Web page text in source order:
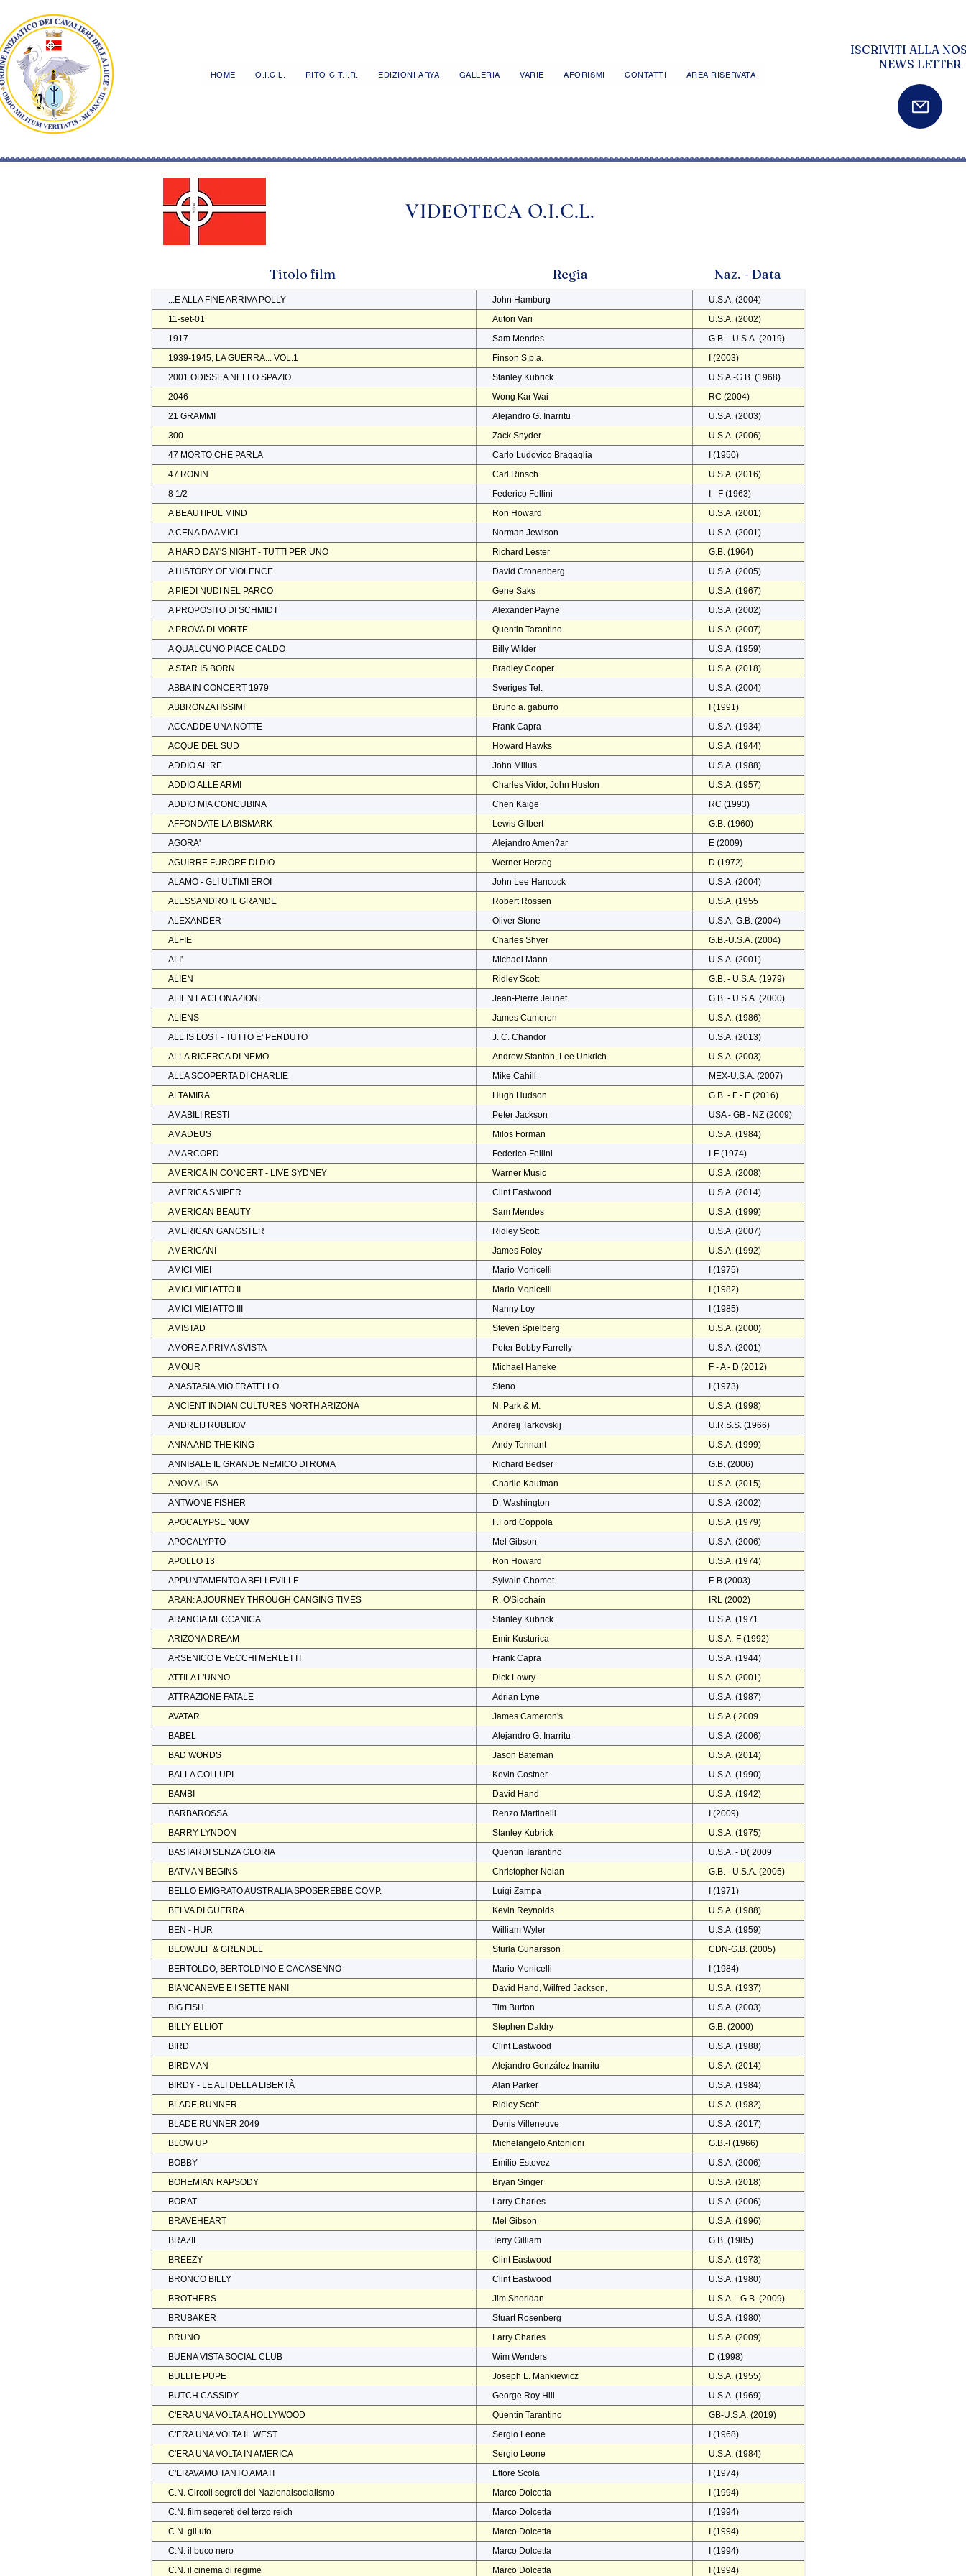
HOME O.I.C.L. RITO C.T.I.R. EDIZIONI ARYA GALLERIA VARIE AFORISMI CONTATTI AREA RISERVATA
ISCRIVITI ALLA
NEWS LETTER
VIDEOTECA O.I.C.L.
Titolo film Regia Naz. - Data
...E ALLA FINE ARRIVA POLLY John Hamburg
U.S.A. (2004)
11-set-01
Autori Vari
U.S.A. (2002)
1917
Sam Mendes
G.B. - U.S.A. (2019)
1939-1945, LA GUERRA... VOL.1
Finson S.p.a.
I (2003)
2001 ODISSEA NELLO SPAZIO
Stanley Kubrick
U.S.A.-G.B. (1968)
2046
Wong Kar Wai
RC (2004)
21 GRAMMI
Alejandro G. Inarritu
U.S.A. (2003)
300
Zack Snyder
U.S.A. (2006)
47 MORTO CHE PARLA
Carlo Ludovico Bragaglia
I (1950)
47 RONIN
Carl Rinsch
U.S.A. (2016)
8 1/2
Federico Fellini
I - F (1963)
A BEAUTIFUL MIND
Ron Howard
U.S.A. (2001)
A CENA DA AMICI
Norman Jewison
U.S.A. (2001)
A HARD DAY'S NIGHT - TUTTI PER UNO
Richard Lester
G.B. (1964)
A HISTORY OF VIOLENCE
David Cronenberg
U.S.A. (2005)
A PIEDI NUDI NEL PARCO
Gene Saks
U.S.A. (1967)
A PROPOSITO DI SCHMIDT
Alexander Payne
U.S.A. (2002)
A PROVA DI MORTE
Quentin Tarantino
U.S.A. (2007)
A QUALCUNO PIACE CALDO
Billy Wilder
U.S.A. (1959)
A STAR IS BORN
Bradley Cooper
U.S.A. (2018)
ABBA IN CONCERT 1979
Sveriges Tel.
U.S.A. (2004)
ABBRONZATISSIMI
Bruno a. gaburro
I (1991)
ACCADDE UNA NOTTE
Frank Capra
U.S.A. (1934)
ACQUE DEL SUD
Howard Hawks
U.S.A. (1944)
ADDIO AL RE
John Milius
U.S.A. (1988)
ADDIO ALLE ARMI
Charles Vidor, John Huston
U.S.A. (1957)
ADDIO MIA CONCUBINA
Chen Kaige
RC (1993)
AFFONDATE LA BISMARK
Lewis Gilbert
G.B. (1960)
AGORA'
Alejandro Amen?ar
E (2009)
AGUIRRE FURORE DI DIO
Werner Herzog
D (1972)
ALAMO - GLI ULTIMI EROI
John Lee Hancock
U.S.A. (2004)
ALESSANDRO IL GRANDE
Robert Rossen
U.S.A. (1955
ALEXANDER
Oliver Stone
U.S.A.-G.B. (2004)
ALFIE
Charles Shyer
G.B.-U.S.A. (2004)
ALI'
Michael Mann
U.S.A. (2001)
ALIEN
Ridley Scott
G.B. - U.S.A. (1979)
ALIEN LA CLONAZIONE
Jean-Pierre Jeunet
G.B. - U.S.A. (2000)
ALIENS
James Cameron
U.S.A. (1986)
ALL IS LOST - TUTTO E' PERDUTO
J. C. Chandor
U.S.A. (2013)
ALLA RICERCA DI NEMO
Andrew Stanton, Lee Unkrich
U.S.A. (2003)
ALLA SCOPERTA DI CHARLIE
Mike Cahill
MEX-U.S.A. (2007)
ALTAMIRA
Hugh Hudson
G.B. - F - E (2016)
AMABILI RESTI
Peter Jackson
USA - GB - NZ (2009)
AMADEUS
Milos Forman
U.S.A. (1984)
AMARCORD
Federico Fellini
I-F (1974)
AMERICA IN CONCERT - LIVE SYDNEY
Warner Music
U.S.A. (2008)
AMERICA SNIPER
Clint Eastwood
U.S.A. (2014)
AMERICAN BEAUTY
Sam Mendes
U.S.A. (1999)
AMERICAN GANGSTER
Ridley Scott
U.S.A. (2007)
AMERICANI
James Foley
U.S.A. (1992)
AMICI MIEI
Mario Monicelli
I (1975)
AMICI MIEI ATTO II
Mario Monicelli
I (1982)
AMICI MIEI ATTO III
Nanny Loy
I (1985)
AMISTAD
Steven Spielberg
U.S.A. (2000)
AMORE A PRIMA SVISTA
Peter Bobby Farrelly
U.S.A. (2001)
AMOUR
Michael Haneke
F - A - D (2012)
ANASTASIA MIO FRATELLO
Steno
I (1973)
ANCIENT INDIAN CULTURES NORTH ARIZONA
N. Park & M.
U.S.A. (1998)
ANDREIJ RUBLIOV
Andreij Tarkovskij
U.R.S.S. (1966)
ANNA AND THE KING
Andy Tennant
U.S.A. (1999)
ANNIBALE IL GRANDE NEMICO DI ROMA
Richard Bedser
G.B. (2006)
ANOMALISA
Charlie Kaufman
U.S.A. (2015)
ANTWONE FISHER
D. Washington
U.S.A. (2002)
APOCALYPSE NOW
F.Ford Coppola
U.S.A. (1979)
APOCALYPTO
Mel Gibson
U.S.A. (2006)
APOLLO 13
Ron Howard
U.S.A. (1974)
APPUNTAMENTO A BELLEVILLE
Sylvain Chomet
F-B (2003)
ARAN: A JOURNEY THROUGH CANGING TIMES
R. O'Siochain
IRL (2002)
ARANCIA MECCANICA
Stanley Kubrick
U.S.A. (1971
ARIZONA DREAM
Emir Kusturica
U.S.A.-F (1992)
ARSENICO E VECCHI MERLETTI
Frank Capra
U.S.A. (1944)
ATTILA L'UNNO
Dick Lowry
U.S.A. (2001)
ATTRAZIONE FATALE
Adrian Lyne
U.S.A. (1987)
AVATAR
James Cameron's
U.S.A.( 2009
BABEL
Alejandro G. Inarritu
U.S.A. (2006)
BAD WORDS
Jason Bateman
U.S.A. (2014)
BALLA COI LUPI
Kevin Costner
U.S.A. (1990)
BAMBI
David Hand
U.S.A. (1942)
BARBAROSSA
Renzo Martinelli
I (2009)
BARRY LYNDON
Stanley Kubrick
U.S.A. (1975)
BASTARDI SENZA GLORIA
Quentin Tarantino
U.S.A. - D( 2009
BATMAN BEGINS
Christopher Nolan
G.B. - U.S.A. (2005)
BELLO EMIGRATO AUSTRALIA SPOSEREBBE COMP.
Luigi Zampa
I (1971)
BELVA DI GUERRA
Kevin Reynolds
U.S.A. (1988)
BEN - HUR
William Wyler
U.S.A. (1959)
BEOWULF & GRENDEL
Sturla Gunarsson
CDN-G.B. (2005)
BERTOLDO, BERTOLDINO E CACASENNO
Mario Monicelli
I (1984)
BIANCANEVE E I SETTE NANI
David Hand, Wilfred Jackson,
U.S.A. (1937)
BIG FISH
Tim Burton
U.S.A. (2003)
BILLY ELLIOT
Stephen Daldry
G.B. (2000)
BIRD
Clint Eastwood
U.S.A. (1988)
BIRDMAN
Alejandro González Inarritu
U.S.A. (2014)
BIRDY - LE ALI DELLA LIBERTÀ
Alan Parker
U.S.A. (1984)
BLADE RUNNER
Ridley Scott
U.S.A. (1982)
BLADE RUNNER 2049
Denis Villeneuve
U.S.A. (2017)
BLOW UP
Michelangelo Antonioni
G.B.-I (1966)
BOBBY
Emilio Estevez
U.S.A. (2006)
BOHEMIAN RAPSODY
Bryan Singer
U.S.A. (2018)
BORAT
Larry Charles
U.S.A. (2006)
BRAVEHEART
Mel Gibson
U.S.A. (1996)
BRAZIL
Terry Gilliam
G.B. (1985)
BREEZY
Clint Eastwood
U.S.A. (1973)
BRONCO BILLY
Clint Eastwood
U.S.A. (1980)
BROTHERS
Jim Sheridan
U.S.A. - G.B. (2009)
BRUBAKER
Stuart Rosenberg
U.S.A. (1980)
BRUNO
Larry Charles
U.S.A. (2009)
BUENA VISTA SOCIAL CLUB
Wim Wenders
D (1998)
BULLI E PUPE
Joseph L. Mankiewicz
U.S.A. (1955)
BUTCH CASSIDY
George Roy Hill
U.S.A. (1969)
C'ERA UNA VOLTA A HOLLYWOOD
Quentin Tarantino
GB-U.S.A. (2019)
C'ERA UNA VOLTA IL WEST
Sergio Leone
I (1968)
C'ERA UNA VOLTA IN AMERICA
Sergio Leone
U.S.A. (1984)
C'ERAVAMO TANTO AMATI
Ettore Scola
I (1974)
C.N. Circoli segreti del Nazionalsocialismo
Marco Dolcetta
I (1994)
C.N. film segereti del terzo reich
Marco Dolcetta
I (1994)
C.N. gli ufo
Marco Dolcetta
I (1994)
C.N. il buco nero
Marco Dolcetta
I (1994)
C.N. il cinema di regime
Marco Dolcetta I (1994)